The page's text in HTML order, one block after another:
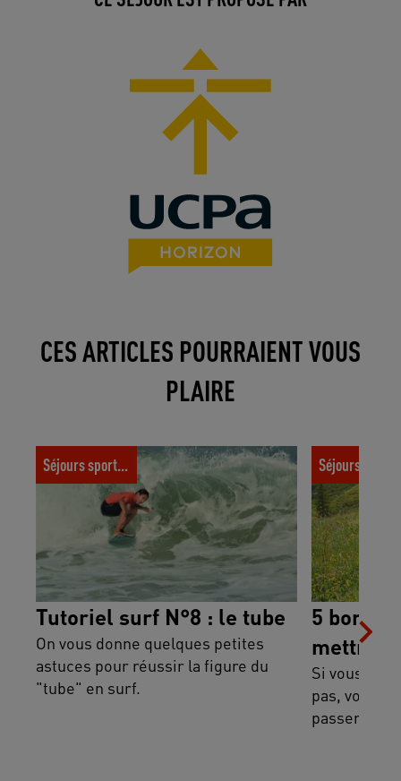
CES ARTICLES POURRAIENT VOUS
PLAIRE
Tutoriel surf N°8 : le tube
Séjours sportifs
Tutoriel surf N°8 : le tube
On vous donne quelques petites
astuces pour réussir la figure du
"tube" en surf.
5 bonnes
Électrique
5
mettre
Si vous
pas, voici 5
passer au